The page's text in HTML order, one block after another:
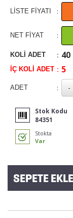
LİSTE FİYATI :
NET FİYAT :
KOLİ ADET : 40
İÇ KOLİ ADET : 5
ADET :
Stok Kodu
84351
Stokta
Var